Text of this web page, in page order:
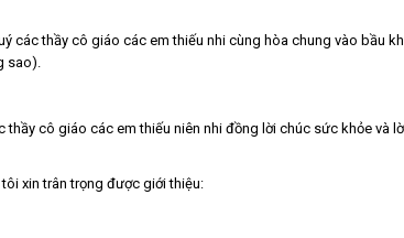
các thầy cô giáo các em thiếu nhi cùng hòa chung vào bầu
sao).
cô giáo các em thiếu niên nhi đồng lời chúc sức khỏe và
xin trân trọng được giới thiệu: